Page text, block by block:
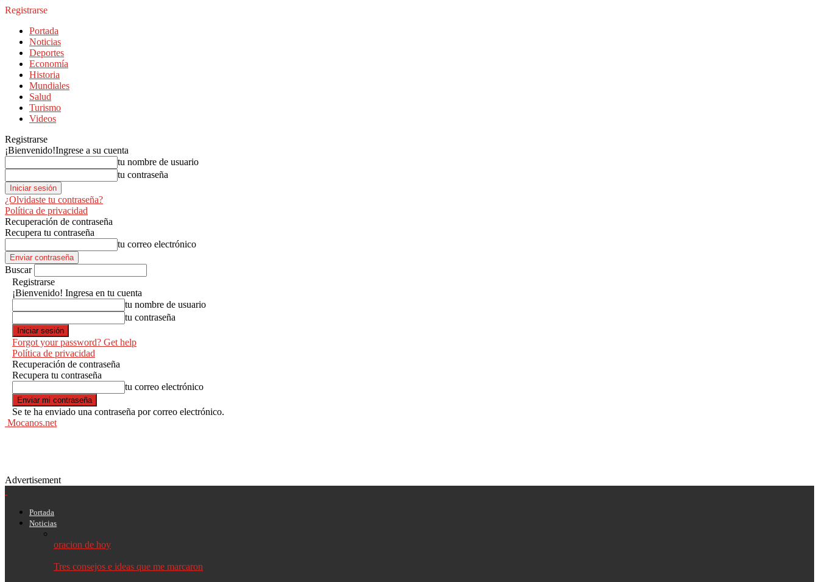
Registrarse
Portada
Noticias
Deportes
Economía
Historia
Mundiales
Salud
Turismo
Videos
Registrarse
¡Bienvenido!Ingrese a su cuenta
tu nombre de usuario
tu contraseña
¿Olvidaste tu contraseña?
Política de privacidad
Recuperación de contraseña
Recupera tu contraseña
tu correo electrónico
Buscar
Registrarse
¡Bienvenido! Ingresa en tu cuenta
tu nombre de usuario
tu contraseña
Forgot your password? Get help
Política de privacidad
Recuperación de contraseña
Recupera tu contraseña
tu correo electrónico
Se te ha enviado una contraseña por correo electrónico.
Mocanos.net
Advertisement
Portada
Noticias
oracion de hoy
Tres consejos e ideas que me marcaron